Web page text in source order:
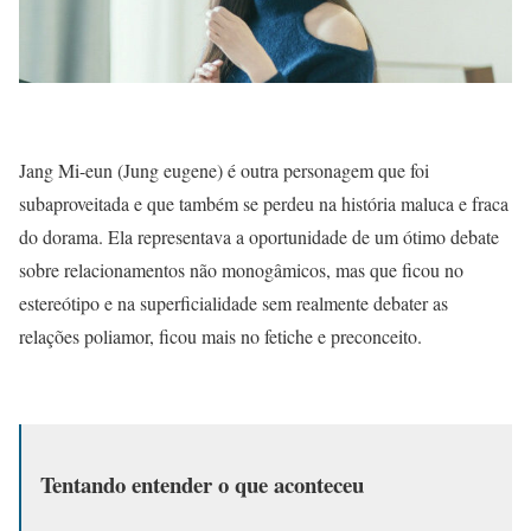
Jang Mi-eun (Jung eugene) é outra personagem que foi
subaproveitada e que também se perdeu na história maluca e fraca
do dorama. Ela representava a oportunidade de um ótimo debate
sobre relacionamentos não monogâmicos, mas que ficou no
estereótipo e na superficialidade sem realmente debater as
relações poliamor, ficou mais no fetiche e preconceito.
Tentando entender o que aconteceu